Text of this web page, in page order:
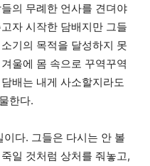
의 무례한 언사를 견뎌야
자 시작한 담배지만 그들
기의 목적을 달성하지 못
울에 몸 속으로 꾸역꾸역
배는 내게 사소할지라도
한다.
다. 그들은 다시는 안 볼
일 것처럼 상처를 줘놓고,